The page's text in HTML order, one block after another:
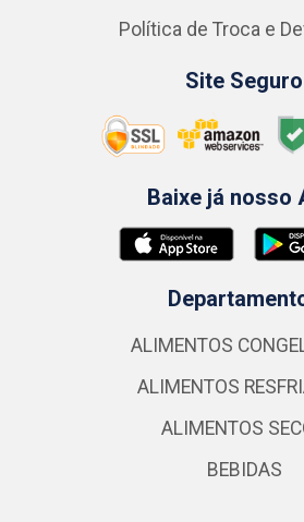
Política de Troca e
Site Seguro
Baixe já nosso
ALIMENTOS
ALIMENTOS
ALIMENTOS
BEBIDAS